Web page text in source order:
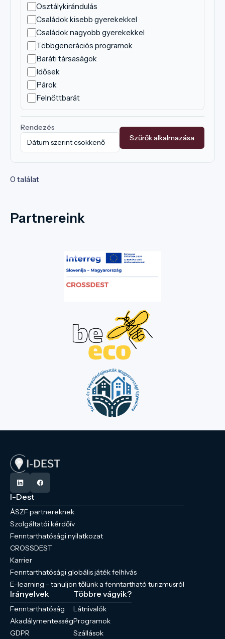
Osztálykirándulás
Családok kisebb gyerekekkel
Családok nagyobb gyerekekkel
Többgenerációs programok
Baráti társaságok
Idősek
Párok
Felnőttbarát
Rendezés
Szűrők alkalmazása
0 találat
Partnereink
I-Dest
ÁSZF partnereknek
Szolgáltatói kérdőív
Fenntarthatósági nyilatkozat
CROSSDEST
Karrier
Fenntarthatósági globális játék felhívás
E-learning - tanuljon tőlünk a fenntartható turizmusról
Irányelvek
Fenntarthatóság
Akadálymentesség
GDPR
Többre vágyik?
Látnivalók
Programok
Szállások